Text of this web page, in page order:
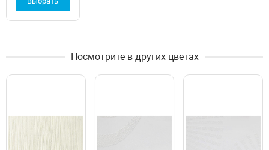
Посмотрите в других цветах